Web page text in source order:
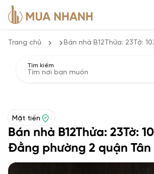
Trang chủ Bán nhà B12Thửa: 23Tờ:
Tìm kiếm
Mặt tiền
Bán nhà B12Thửa: 23Tờ:
Đằng phường 2 quận Tân